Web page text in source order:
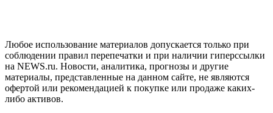
Любое использование материалов допускается только при
соблюдении правил перепечатки и при наличии гиперссылки
на NEWS.ru. Новости, аналитика, прогнозы и другие
материалы, представленные на данном сайте, не являются
офертой или рекомендацией к покупке или продаже каких-
либо активов.